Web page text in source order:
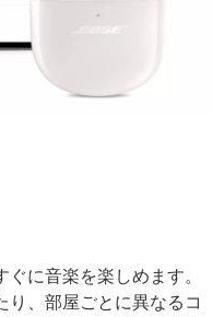
に音楽を楽しめます。
り、部屋ごとに異なるコ